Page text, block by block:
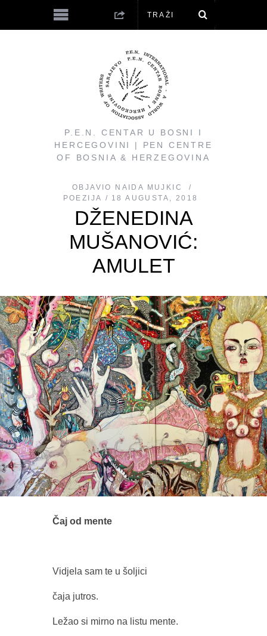
P.E.N. CENTAR U BOSNI I
HERCEGOVINI | PEN CENTRE
OF BOSNIA & HERZEGOVINA
OBJAVIO
NAIDA MUJKIC
POEZIJA
18 AUGUSTA, 2018
DŽENEDINA
MUŠANOVIĆ:
AMULET
Čaj od mente
Vidjela sam te u šoljici
čaja jutros.
Ležao si mirno na listu mente.